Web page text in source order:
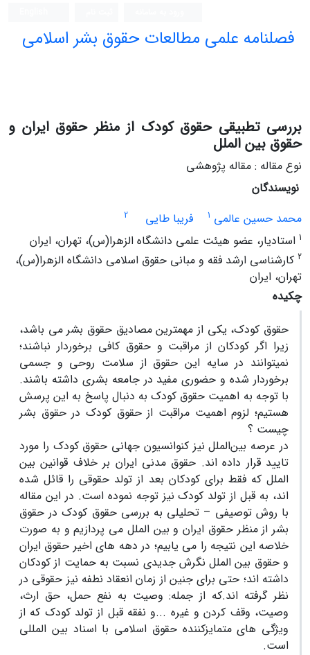
فصلنامه علمی مطالعات حقوق بشر اسلامی
بررسی تطبیقی حقوق کودک از منظر حقوق ایران و
حقوق بین الملل
نوع مقاله : مقاله پژوهشی
نویسندگان
محمد حسین عالمی 1 فریبا طایی
2
1 استادیار، عضو هیئت علمی دانشگاه الزهرا(س)، تهران، ایران
2 کارشناسی ارشد فقه و مبانی حقوق اسلامی دانشگاه الزهرا(س)،
تهران، ایران
چکیده
حقوق کودک، یکی از مهمترین مصادیق حقوق بشر می باشد،
زیرا اگر کودکان از مراقبت و حقوق کافی برخوردار نباشند؛
نمی‏توانند در سایه این حقوق از سلامت روحی و جسمی
برخوردار شده و حضوری مفید در جامعه بشری داشته باشند.
با توجه به اهمیت حقوق کودک به دنبال پاسخ به این پرسش
هستیم؛ لزوم اهمیت مراقبت از حقوق کودک در حقوق بشر
چیست ؟
در عرصه بین‌الملل نیز کنوانسیون جهانی حقوق کودک را مورد
تایید قرار داده اند. حقوق مدنی ایران بر خلاف قوانین بین
الملل که فقط برای کودکان بعد از تولد حقوقی را قائل شده
اند، به قبل از تولد کودک نیز توجه نموده است. در این مقاله
با روش توصیفی – تحلیلی به بررسی حقوق کودک در حقوق
بشر از منظر حقوق ایران و بین الملل می پردازیم و به صورت
خلاصه این نتیجه را می یابیم؛ در دهه های اخیر حقوق ایران
و حقوق بین الملل نگرش جدیدی نسبت به حمایت از کودکان
داشته اند؛ حتی برای جنین از زمان انعقاد نطفه نیز حقوقی در
نظر گرفته اند.که از جمله: وصیت به نفع حمل، حق ارث،
وصیت، وقف کردن و غیره ...و نفقه قبل از تولد کودک که از
ویژگی های متمایزکننده حقوق اسلامی با اسناد بین المللی
است.